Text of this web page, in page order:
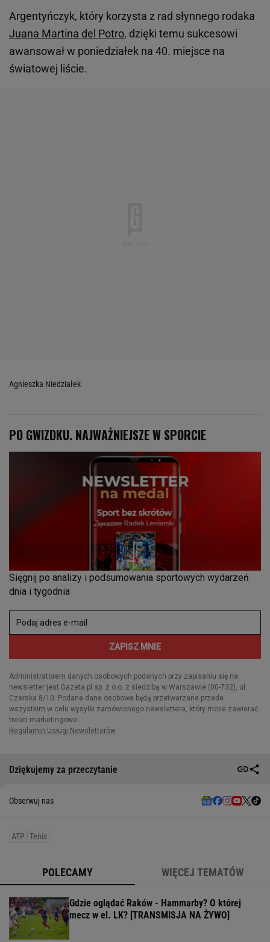
Argentyńczyk, który korzysta z rad słynnego rodaka
Juana Martina del Potro, dzięki temu sukcesowi
awansował w poniedziałek na 40. miejsce na
światowej liście.
Agnieszka Niedziałek
Dziękujemy za przeczytanie
Obserwuj nas
ATP Tenis
POLECAMY WIĘCEJ TEMATÓW
Gdzie oglądać Raków - Hammarby? O której
mecz w el. LK? [TRANSMISJA NA ŻYWO]